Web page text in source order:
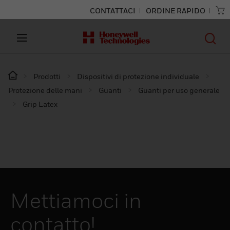
CONTATTACI ORDINE RAPIDO
Prodotti
Dispositivi di protezione individuale
Protezione delle mani
Guanti
Guanti per uso generale
Grip Latex
Mettiamoci in
contatto!